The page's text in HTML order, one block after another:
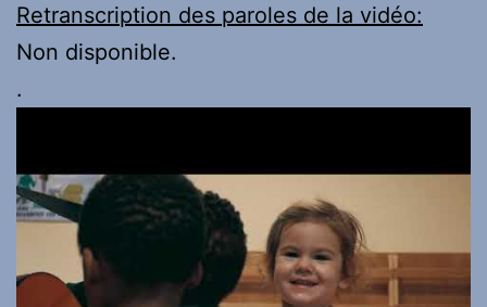
Retranscription des paroles de la vidéo:
Non disponible.
.